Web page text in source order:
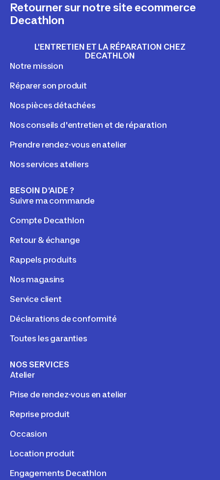
Retourner sur notre site ecommerce
Decathlon
L'ENTRETIEN ET LA RÉPARATION CHEZ
DECATHLON
Notre mission
Réparer son produit
Nos pièces détachées
Nos conseils d'entretien et de réparation
Prendre rendez-vous en atelier
Nos services ateliers
BESOIN D'AIDE ?
Suivre ma commande
Compte Decathlon
Retour & échange
Rappels produits
Nos magasins
Service client
Déclarations de conformité
Toutes les garanties
NOS SERVICES
Atelier
Prise de rendez-vous en atelier
Reprise produit
Occasion
Location produit
Engagements Decathlon